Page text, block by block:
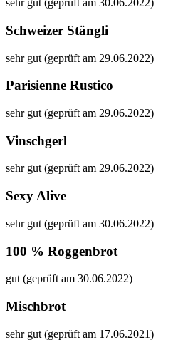
sehr gut (geprüft am 30.06.2022)
Schweizer Stängli
sehr gut (geprüft am 29.06.2022)
Parisienne Rustico
sehr gut (geprüft am 29.06.2022)
Vinschgerl
sehr gut (geprüft am 29.06.2022)
Sexy Alive
sehr gut (geprüft am 30.06.2022)
100 % Roggenbrot
gut (geprüft am 30.06.2022)
Mischbrot
sehr gut (geprüft am 17.06.2021)